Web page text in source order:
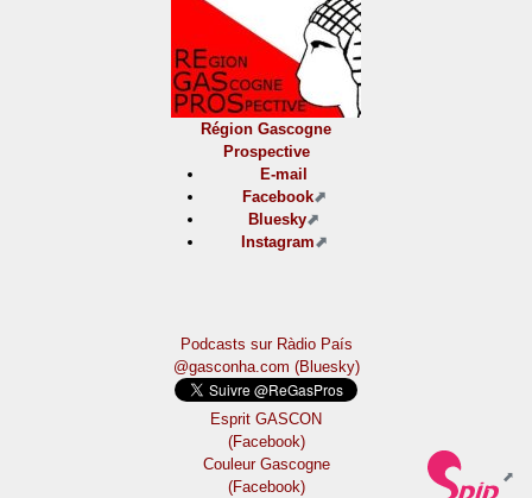
Région Gascogne
Prospective
E-mail
Facebook
Bluesky
Instagram
Podcasts sur Ràdio País
@gasconha.com (Bluesky)
Esprit GASCON
(Facebook)
Couleur Gascogne
(Facebook)